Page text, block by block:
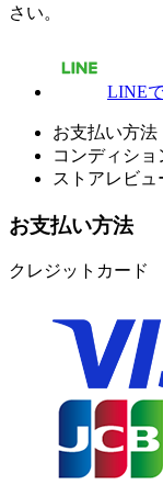
さい。
LINE
お支払い方法
コンディショ
ストアレビュ
お支払い方法
クレジットカード